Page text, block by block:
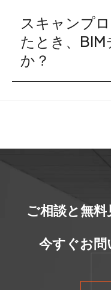
スキャンプ
たとき、
か？
ご相談と無料
今すぐお